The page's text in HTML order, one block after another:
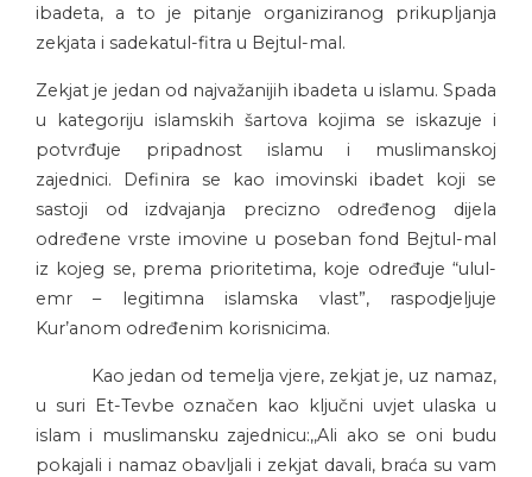
ibadeta, a to je pitanje organiziranog prikupljanja
zekjata i sadekatul-fitra u Bejtul-mal.
Zekjat je jedan od najvažanijih ibadeta u islamu. Spada
u kategoriju islamskih šartova kojima se iskazuje i
potvrđuje pripadnost islamu i muslimanskoj
zajednici. Definira se kao imovinski ibadet koji se
sastoji od izdvajanja precizno određenog dijela
određene vrste imovine u poseban fond Bejtul-mal
iz kojeg se, prema prioritetima, koje određuje “ulul-
emr – legitimna islamska vlast”, raspodjeljuje
Kur’anom određenim korisnicima.
Kao jedan od temelja vjere, zekjat je, uz namaz,
u suri Et-Tevbe označen kao ključni uvjet ulaska u
islam i muslimansku zajednicu:,,Ali ako se oni budu
pokajali i namaz obavljali i zekjat davali, braća su vam